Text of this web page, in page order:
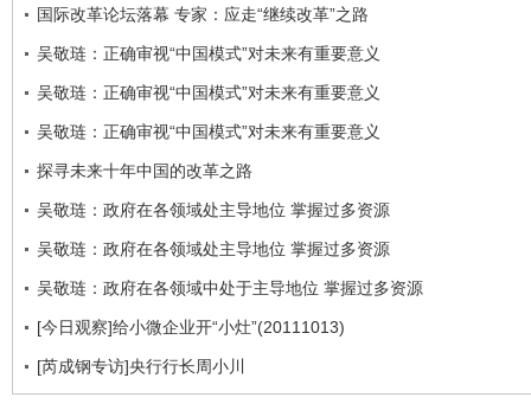
国际改革论坛落幕 专家：应走“继续改革”之路
吴敬琏：正确审视“中国模式”对未来有重要意义
吴敬琏：正确审视“中国模式”对未来有重要意义
吴敬琏：正确审视“中国模式”对未来有重要意义
探寻未来十年中国的改革之路
吴敬琏：政府在各领域处主导地位 掌握过多资源
吴敬琏：政府在各领域处主导地位 掌握过多资源
吴敬琏：政府在各领域中处于主导地位 掌握过多资源
[今日观察]给小微企业开“小灶”(20111013)
[芮成钢专访]央行行长周小川